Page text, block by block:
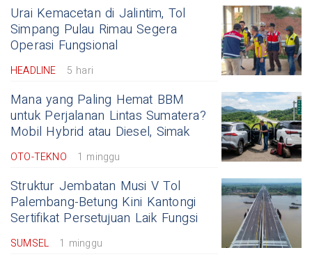
Urai Kemacetan di Jalintim, Tol
Simpang Pulau Rimau Segera
Operasi Fungsional
HEADLINE 5 hari
Mana yang Paling Hemat BBM
untuk Perjalanan Lintas Sumatera?
Mobil Hybrid atau Diesel, Simak
OTO-TEKNO 1 minggu
Struktur Jembatan Musi V Tol
Palembang-Betung Kini Kantongi
Sertifikat Persetujuan Laik Fungsi
SUMSEL 1 minggu